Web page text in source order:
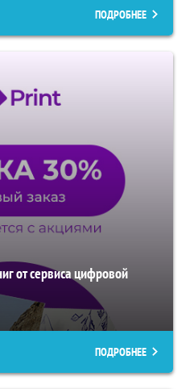
ПОДРОБНЕЕ
от сервиса цифровой
ПОДРОБНЕЕ